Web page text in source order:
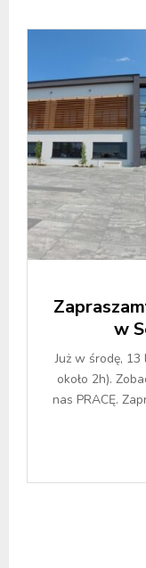
w
Już w środę,
około 2h).
nas PRACĘ.